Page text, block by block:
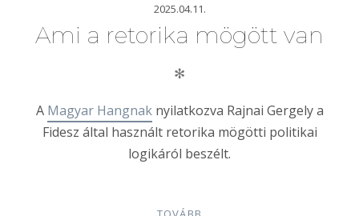
2025.04.11.
Ami a retorika mögött van
✻
A Magyar Hangnaknyilatkozva Rajnai Gergely a
Fidesz által használt retorika mögötti politikai
logikáról beszélt.